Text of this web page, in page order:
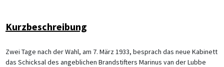
Kurzbeschreibung
Zwei Tage nach der Wahl, am 7. März 1933, besprach das neue Kabinett
das Schicksal des angeblichen Brandstifters Marinus van der Lubbe